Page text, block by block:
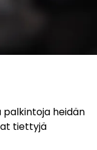
heidän
tiettyjä